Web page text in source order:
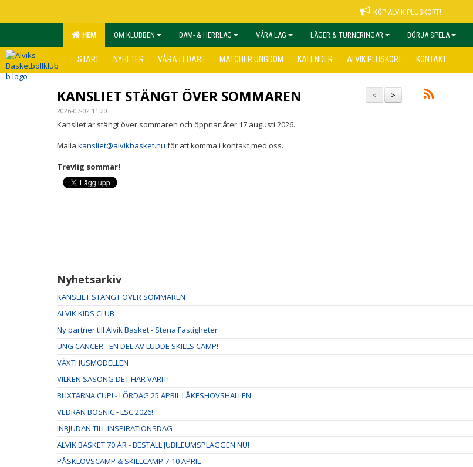
KÖP ALVIK PLUSKORT!
HEM OM KLUBBEN DAM- & HERRLAG VÅRA LAG LÄGER & TURNERINGAR BÖRJA SPELA
START NYHETER VÅRA LEDARE MATCHER UNGDOM KALENDER ALVIK PLUSKORT KONTAKT
>
<
KANSLIET STÄNGT ÖVER SOMMAREN
2026-07-02 11:20
Kansliet är stängt över sommaren och öppnar åter 17 augusti 2026.
Maila kansliet@alvikbasket.nu för att komma i kontakt med oss.
Trevlig sommar!
Nyhetsarkiv
KANSLIET STÄNGT ÖVER SOMMAREN
ALVIK KIDS CLUB
Ny partner till Alvik Basket - Stena Fastigheter
UNG CANCER - EN DEL AV LUDDE SKILLS CAMP!
VÄXTHUSMODELLEN
VILKEN SÄSONG DET HAR VARIT!
BLIXTARNA CUP! - LÖRDAG 25 APRIL I ÅKESHOVSHALLEN
VEDRAN BOSNIC - LSC 2026!
INBJUDAN TILL INSPIRATIONSDAG
ALVIK BASKET 70 ÅR - BESTÄLL JUBILEUMSPLAGGEN NU!
PÅSKLOVSCAMP & SKILLCAMP 7-10 APRIL